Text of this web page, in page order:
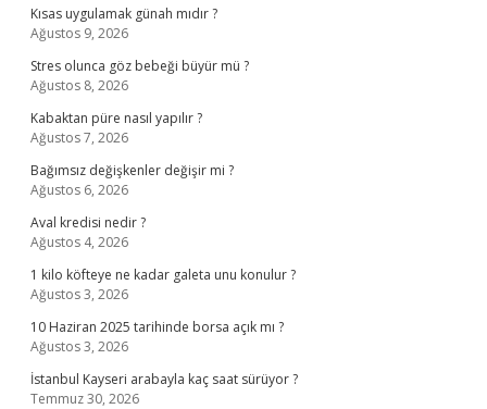
Kısas uygulamak günah mıdır ?
Ağustos 9, 2026
Stres olunca göz bebeği büyür mü ?
Ağustos 8, 2026
Kabaktan püre nasıl yapılır ?
Ağustos 7, 2026
Bağımsız değişkenler değişir mi ?
Ağustos 6, 2026
Aval kredisi nedir ?
Ağustos 4, 2026
1 kilo köfteye ne kadar galeta unu konulur ?
Ağustos 3, 2026
10 Haziran 2025 tarihinde borsa açık mı ?
Ağustos 3, 2026
İstanbul Kayseri arabayla kaç saat sürüyor ?
Temmuz 30, 2026